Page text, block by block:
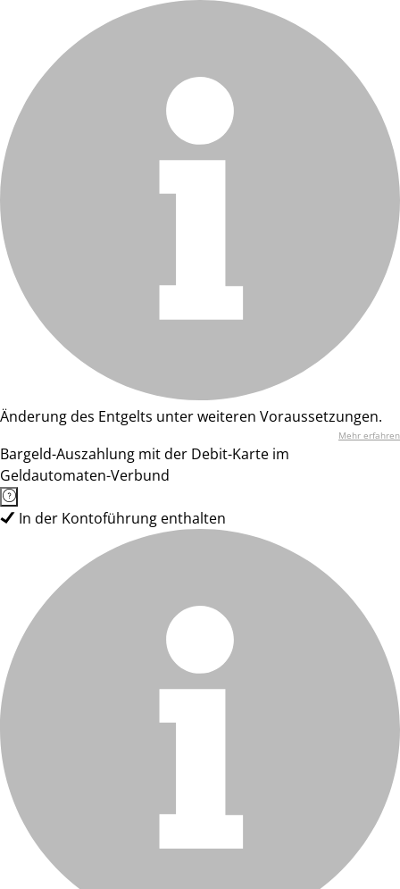
Änderung des Entgelts unter weiteren Voraussetzungen.
Mehr erfahren
Bargeld-Auszahlung mit der Debit-Karte im
Geldautomaten-Verbund
In der Kontoführung enthalten